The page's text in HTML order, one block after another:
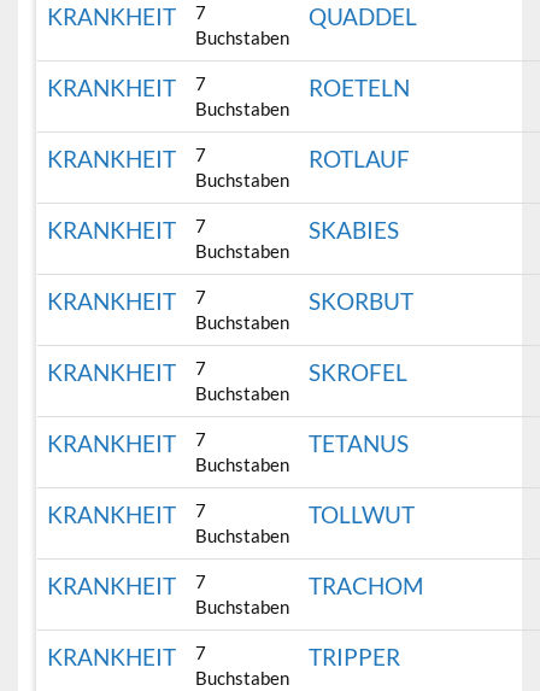
KRANKHEIT
7
Buchstaben
QUADDEL
KRANKHEIT
7
Buchstaben
ROETELN
KRANKHEIT
7
Buchstaben
ROTLAUF
KRANKHEIT
7
Buchstaben
SKABIES
KRANKHEIT
7
Buchstaben
SKORBUT
KRANKHEIT
7
Buchstaben
SKROFEL
KRANKHEIT
7
Buchstaben
TETANUS
KRANKHEIT
7
Buchstaben
TOLLWUT
KRANKHEIT
7
Buchstaben
TRACHOM
KRANKHEIT
7
Buchstaben
TRIPPER